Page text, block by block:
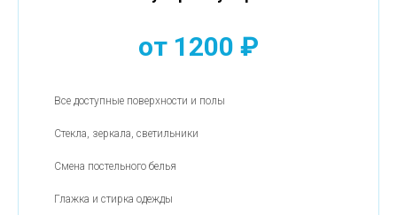
от 1200 ₽
Все доступные поверхности и полы
Стекла, зеркала, светильники
Смена постельного белья
Глажка и стирка одежды